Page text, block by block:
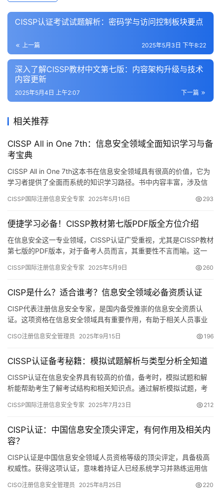
CISSP认证考试试题解析：密码学与访问控制板块要点
上一篇 2025年5月3日 下午8:22
深入了解CISSP教材中文第七版：内容架构升级与技术
内容更新
下一篇
2025年5月4日 上午2:07
相关推荐
CISSP All in One 7th：信息安全领域全面知识学习与备
考宝典
CISSP All in One 7th这本书在信息安全领域具有很高的价值，它为
学习者提供了全面而系统的知识学习路径。书中内容丰富，涉及信
CISSP国际注册信息安全专家 2025年5月16日 293
便捷学习必备！CISSP教材第七版PDF版全方位介绍
在信息安全这一专业领域，CISSP认证广受重视，尤其是CISSP教材
第七版的PDF版本，对于备考人员而言，其重要性不言而喻。这一
CISSP国际注册信息安全专家 2025年5月9日 260
CISP是什么？适合谁考？信息安全领域必备资质认证
CISP代表注册信息安全专家，是国内备受推崇的信息安全资质认
证。这项资格在信息安全领域具有重要作用，有助于相关人员事业
CISO注册信息安全管理员 2025年9月15日 196
CISSP认证备考秘籍：模拟试题解析与类型分析全知道
CISSP认证在信息安全界具有较高的价值，备考时，模拟试题和解
析能帮助考生了解考试结构和相关知识点。通过解析模拟试题，考
CISSP国际注册信息安全专家 2025年7月23日 212
CISP认证：中国信息安全顶尖评定，有何作用及相关内
容？
CISP认证是中国信息安全领域人员资格等级的顶尖评定，具备极高
权威性。获得这项认证，意味着持证人已经系统学习并熟练运用信
CISO注册信息安全管理员 2025年8月25日 220